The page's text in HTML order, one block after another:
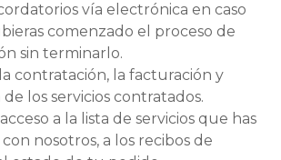
vía electrónica en caso
comenzado el proceso de
sin terminarlo.
contratación, la facturación y
los servicios contratados.
a la lista de servicios que has
nosotros, a los recibos de